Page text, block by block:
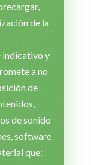
de la
indicativo y
a no
de
de sonido
software
que: